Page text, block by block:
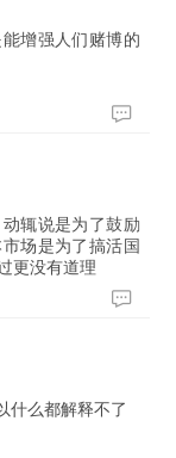
增强人们赌博的
辄说是为了鼓励
场是为了搞活国
更没有道理
什么都解释不了